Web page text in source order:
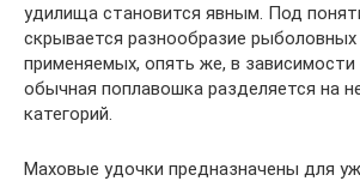
удилища становится явным. Под
скрывается разнообразие рыболовных
применяемых, опять же, в
обычная поплавошка разделяется на
категорий.
Маховые удочки предназначены для